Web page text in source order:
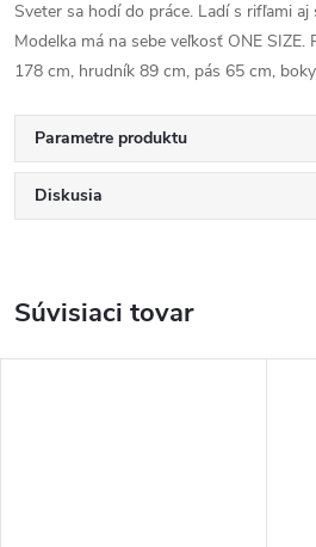
Sveter sa hodí do práce. Ladí s rifľami aj
Modelka má na sebe veľkosť ONE SIZE.
178 cm, hrudník 89 cm, pás 65 cm,
Parametre produktu
Diskusia
Súvisiaci tovar